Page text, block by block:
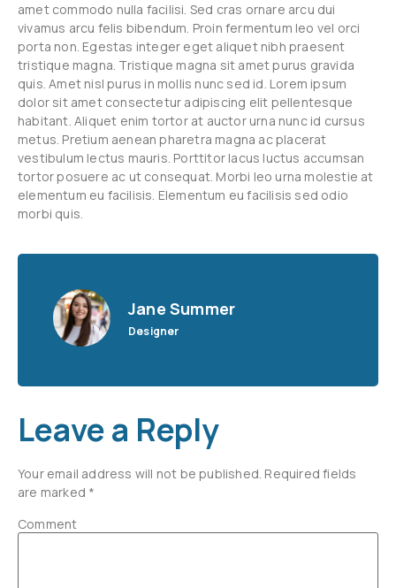
amet commodo nulla facilisi. Sed cras ornare arcu dui
vivamus arcu felis bibendum. Proin fermentum leo vel orci
porta non. Egestas integer eget aliquet nibh praesent
tristique magna. Tristique magna sit amet purus gravida
quis. Amet nisl purus in mollis nunc sed id. Lorem ipsum
dolor sit amet consectetur adipiscing elit pellentesque
habitant. Aliquet enim tortor at auctor urna nunc id cursus
metus. Pretium aenean pharetra magna ac placerat
vestibulum lectus mauris. Porttitor lacus luctus accumsan
tortor posuere ac ut consequat. Morbi leo urna molestie at
elementum eu facilisis. Elementum eu facilisis sed odio
morbi quis.
Jane Summer
Designer
Leave a Reply
Your email address will not be published. Required fields
are marked *
Comment